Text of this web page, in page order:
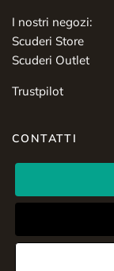
I nostri negozi:
Scuderi Store
Scuderi Outlet
Trustpilot
CONTATTI